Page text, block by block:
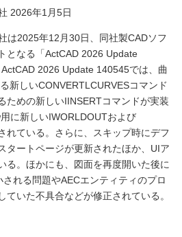
2026年1月5日
は2025年12月30日、同社製CADソフ
となる「ActCAD 2026 Update
2026 Update 140545では、曲
新しいCONVERTLCURVESコマンド
ための新しいIINSERTコマンドが実装
に新しいIWORLDOUTおよび
れている。さらに、スキップ時にデフ
タートページが更新されたほか、UIア
る。ほかにも、図面を再度開いた後に
れる問題やAECエンティティのプロ
いた不具合などが修正されている。